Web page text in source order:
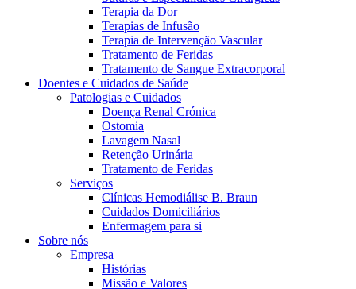
Contactos
Em diálogo com a B. Braun. Entre em contacto connosco
Terapia da Dor
Terapias de Infusão
Terapia de Intervenção Vascular
Tratamento de Feridas
Tratamento de Sangue Extracorporal
Doentes e Cuidados de Saúde
Patologias e Cuidados
Doença Renal Crónica
Ostomia
Lavagem Nasal
Retenção Urinária
Tratamento de Feridas
Serviços
Clínicas Hemodiálise B. Braun
Cuidados Domiciliários
Enfermagem para si
Sobre nós
Empresa
Histórias
Missão e Valores